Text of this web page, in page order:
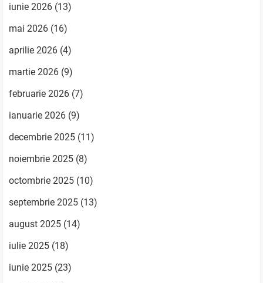
iunie 2026 (13)
mai 2026 (16)
aprilie 2026 (4)
martie 2026 (9)
februarie 2026 (7)
ianuarie 2026 (9)
decembrie 2025 (11)
noiembrie 2025 (8)
octombrie 2025 (10)
septembrie 2025 (13)
august 2025 (14)
iulie 2025 (18)
iunie 2025 (23)